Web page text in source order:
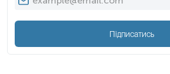
Підписатись